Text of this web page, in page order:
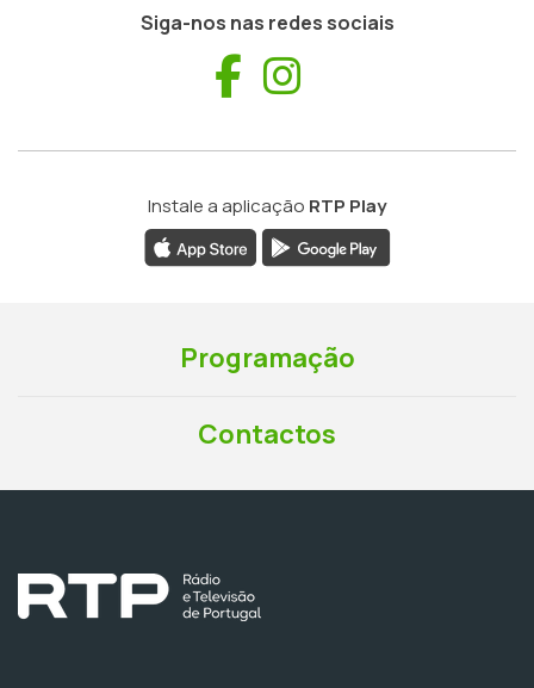
Siga-nos nas redes sociais
Facebook
Instale a aplicação RTP Play
Programação
Contactos